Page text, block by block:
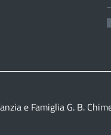
e Famiglia G. B.